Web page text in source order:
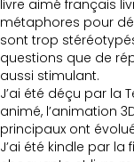
livre aimé français
métaphores pour
sont trop
questions que de
aussi stimulant.
J’ai été déçu par la
animé, l’animation
principaux ont
J’ai été kindle par la